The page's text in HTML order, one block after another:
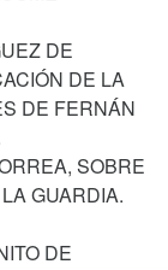
DE
DE LA
DE FERNÁN
SOBRE
GUARDIA.
DE